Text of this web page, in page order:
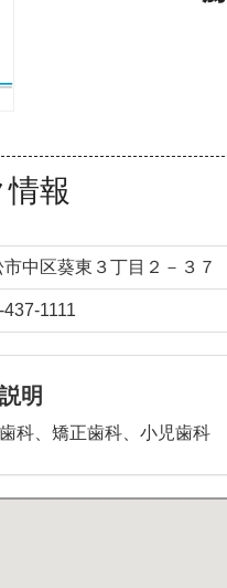
報
市中区葵東３丁目２－３７
1111
明
科、矯正歯科、小児歯科